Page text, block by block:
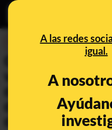
A las redes
igual.
A
Clara Grima,
víctima de un
de estafa
de parte de un
despistada,